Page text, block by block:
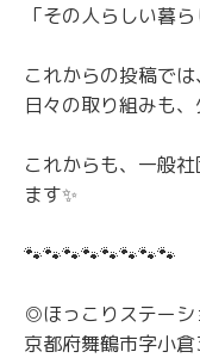
「その人らしい暮
これからの投稿で
日々の取り組みも
これからも、一般
ます✨
🐾🐾🐾🐾🐾🐾🐾🐾
◎ほっこりステーシ
京都府舞鶴市字小